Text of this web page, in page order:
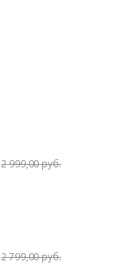
2 999,00 руб.
2 799,00 руб.